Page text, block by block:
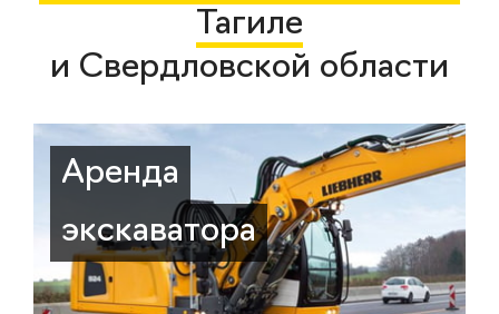
Тагиле
и Свердловской области
Аренда
экскаватора